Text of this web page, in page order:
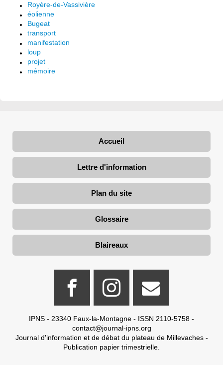
Royère-de-Vassivière
éolienne
Bugeat
transport
manifestation
loup
projet
mémoire
Accueil
Lettre d'information
Plan du site
Glossaire
Blaireaux
IPNS - 23340 Faux-la-Montagne - ISSN 2110-5758 -
contact@journal-ipns.org
Journal d'information et de débat du plateau de Millevaches -
Publication papier trimestrielle.